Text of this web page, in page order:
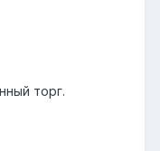
торг.